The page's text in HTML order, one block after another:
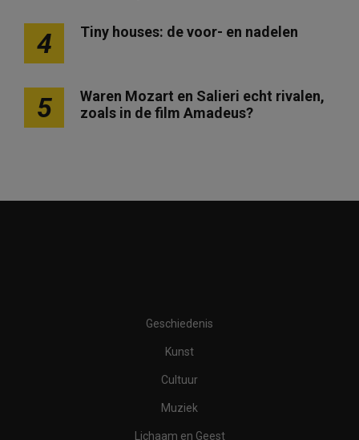
4 Tiny houses: de voor- en nadelen
5
Waren Mozart en Salieri echt rivalen,
zoals in de film Amadeus?
Geschiedenis
Kunst
Cultuur
Muziek
Lichaam en Geest